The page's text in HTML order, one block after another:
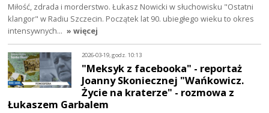
Miłość, zdrada i morderstwo. Łukasz Nowicki w słuchowisku "Ostatni
klangor" w Radiu Szczecin. Początek lat 90. ubiegłego wieku to okres
intensywnych… » więcej
2026-03-19, godz. 10:13
"Meksyk z facebooka" - reportaż
Joanny Skoniecznej "Wańkowicz.
Życie na kraterze" - rozmowa z
Łukaszem Garbalem